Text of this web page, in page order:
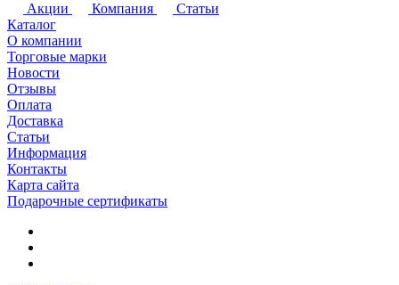
Акции
Компания
Статьи
Каталог
О компании
Торговые марки
Новости
Отзывы
Оплата
Доставка
Статьи
Информация
Контакты
Карта сайта
Подарочные сертификаты